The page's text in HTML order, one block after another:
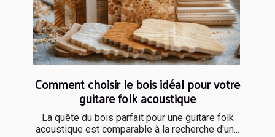
Comment choisir le bois idéal pour votre
guitare folk acoustique
La quête du bois parfait pour une guitare folk
acoustique est comparable à la recherche d'un...